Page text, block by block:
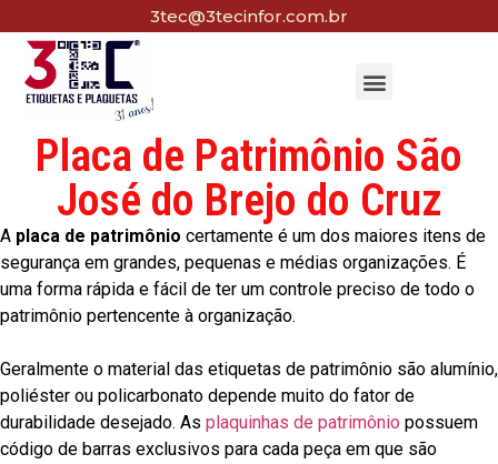
3tec@3tecinfor.com.br
Placa de Patrimônio São
José do Brejo do Cruz
A placa de patrimônio certamente é um dos maiores itens de
segurança em grandes, pequenas e médias organizações. É
uma forma rápida e fácil de ter um controle preciso de todo o
patrimônio pertencente à organização.
Geralmente o material das etiquetas de patrimônio são alumínio,
poliéster ou policarbonato depende muito do fator de
durabilidade desejado. As plaquinhas de patrimônio possuem
código de barras exclusivos para cada peça em que são